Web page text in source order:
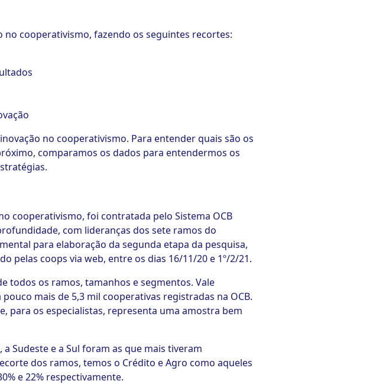
cooperativismo, fazendo os seguintes recortes:
no cooperativismo. Para entender quais são os
comparamos os dados para entendermos os
cooperativismo, foi contratada pelo Sistema OCB
com lideranças dos sete ramos do
para elaboração da segunda etapa da pesquisa,
pelas coops via web, entre os dias 16/11/20 e 1º/2/21.
todos os ramos, tamanhos e segmentos. Vale
mais de 5,3 mil cooperativas registradas na OCB.
para os especialistas, representa uma amostra bem
Sudeste e a Sul foram as que mais tiveram
dos ramos, temos o Crédito e Agro como aqueles
e 22% respectivamente.